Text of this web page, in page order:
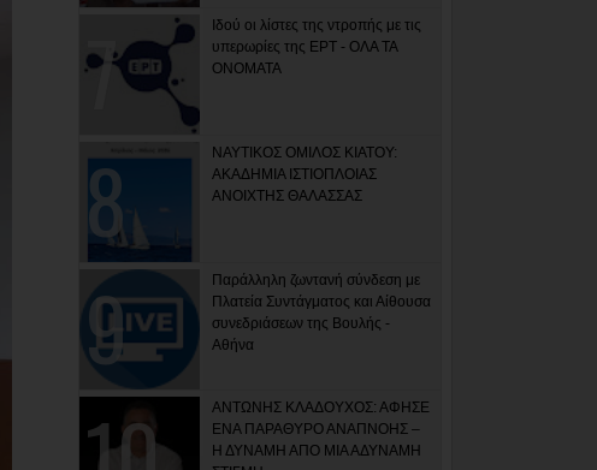
Ιδού οι λίστες της ντροπής με τις
υπερωρίες της ΕΡΤ - ΟΛΑ ΤΑ
ΟΝΟΜΑΤΑ
ΝΑΥΤΙΚΟΣ ΟΜΙΛΟΣ ΚΙΑΤΟΥ:
ΑΚΑΔΗΜΙΑ ΙΣΤΙΟΠΛΟΙΑΣ
ΑΝΟΙΧΤΗΣ ΘΑΛΑΣΣΑΣ
Παράλληλη ζωντανή σύνδεση με
Πλατεία Συντάγματος και Αίθουσα
συνεδριάσεων της Βουλής -
Αθήνα
ΑΝΤΩΝΗΣ ΚΛΑΔΟΥΧΟΣ: ΑΦΗΣΕ
ΕΝΑ ΠΑΡΑΘΥΡΟ ΑΝΑΠΝΟΗΣ –
Η ΔΥΝΑΜΗ ΑΠΟ ΜΙΑ ΑΔΥΝΑΜΗ